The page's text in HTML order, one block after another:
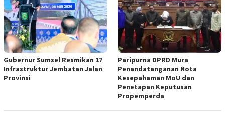
Gubernur Sumsel Resmikan 17
Infrastruktur Jembatan Jalan
Provinsi
Paripurna DPRD Mura
Penandatanganan Nota
Kesepahaman MoU dan
Penetapan Keputusan
Propemperda